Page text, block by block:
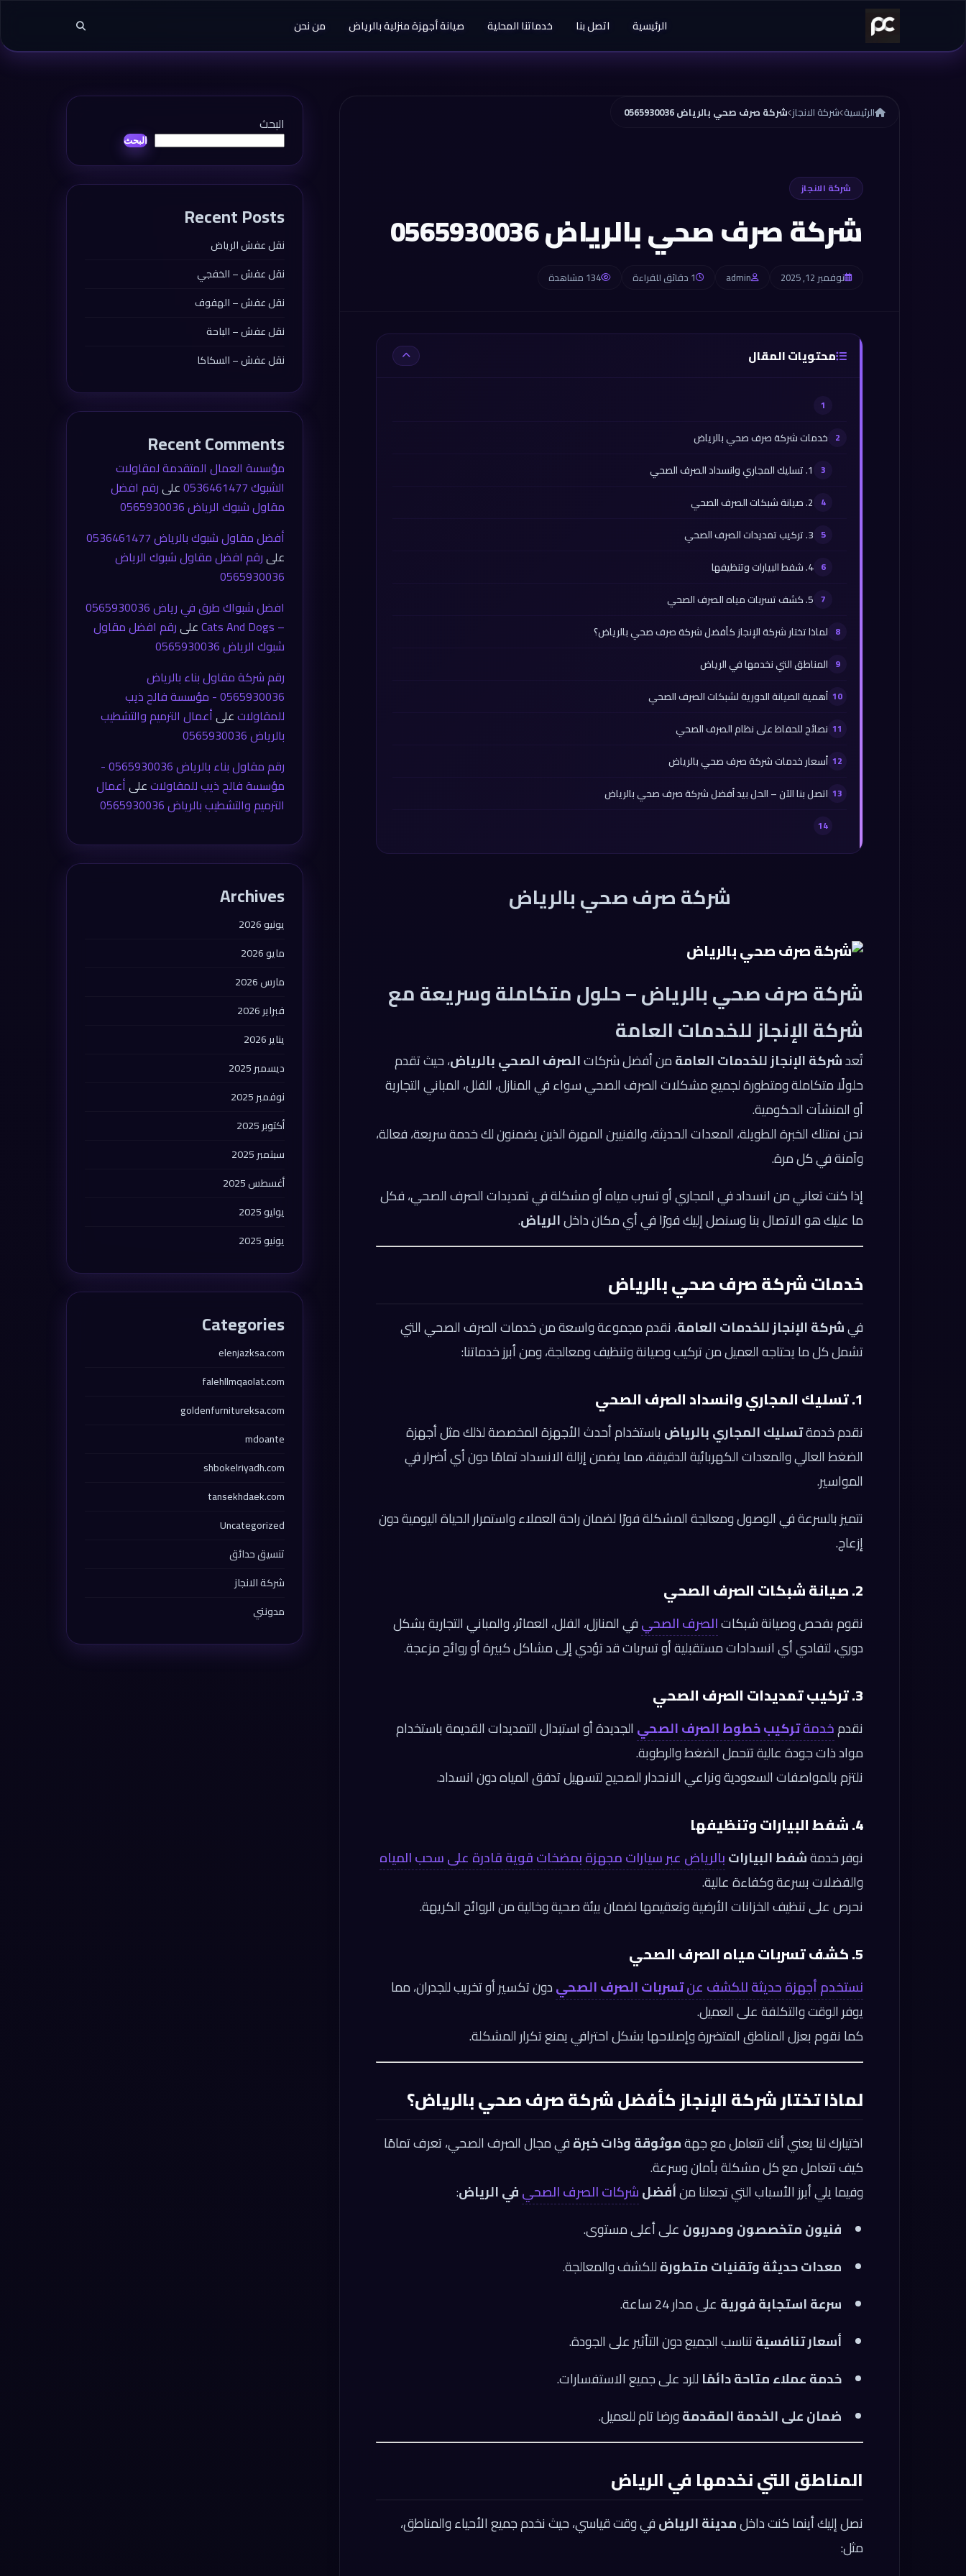
الرئيسية اتصل بنا خدماتنا المحلية صيانة أجهزة منزلية بالرياض من نحن
الرئيسية شركة الانجاز شركة صرف صحي بالرياض 0565930036
شركة الانجاز
شركة صرف صحي بالرياض 0565930036
نوفمبر 12, 2025 admin 1 دقائق للقراءة 134 مشاهدة
محتويات المقال
خدمات شركة صرف صحي بالرياض
1. تسليك المجاري وانسداد الصرف الصحي
2. صيانة شبكات الصرف الصحي
3. تركيب تمديدات الصرف الصحي
4. شفط البيارات وتنظيفها
5. كشف تسربات مياه الصرف الصحي
لماذا تختار شركة الإنجاز كأفضل شركة صرف صحي بالرياض؟
المناطق التي نخدمها في الرياض
أهمية الصيانة الدورية لشبكات الصرف الصحي
نصائح للحفاظ على نظام الصرف الصحي
أسعار خدمات شركة صرف صحي بالرياض
اتصل بنا الآن – الحل بيد أفضل شركة صرف صحي بالرياض
شركة صرف صحي بالرياض
شركة صرف صحي بالرياض – حلول متكاملة وسريعة مع
شركة الإنجاز للخدمات العامة
تُعدشركة الإنجاز للخدمات العامةمن أفضل شركاتالصرف الصحي بالرياض، حيث تقدم
حلولًا متكاملة ومتطورة لجميع مشكلات الصرف الصحي سواء في المنازل، الفلل، المباني التجارية
أو المنشآت الحكومية.
نحن نمتلك الخبرة الطويلة، المعدات الحديثة، والفنيين المهرة الذين يضمنون لك خدمة سريعة، فعالة،
وآمنة في كل مرة.
إذا كنت تعاني من انسداد في المجاري أو تسرب مياه أو مشكلة في تمديدات الصرف الصحي، فكل
ما عليك هو الاتصال بنا وسنصل إليك فورًا في أي مكان داخلالرياض.
خدمات شركة صرف صحي بالرياض
فيشركة الإنجاز للخدمات العامة، نقدم مجموعة واسعة من خدمات الصرف الصحي التي
تشمل كل ما يحتاجه العميل من تركيب وصيانة وتنظيف ومعالجة، ومن أبرز خدماتنا:
1. تسليك المجاري وانسداد الصرف الصحي
نقدم خدمةتسليك المجاري بالرياض باستخدام أحدث الأجهزة المخصصة لذلك مثل أجهزة
الضغط العالي والمعدات الكهربائية الدقيقة، مما يضمن إزالة الانسداد تمامًا دون أي أضرار في
المواسير.
نتميز بالسرعة في الوصول ومعالجة المشكلة فورًا لضمان راحة العملاء واستمرار الحياة اليومية دون
إزعاج.
2. صيانة شبكات الصرف الصحي
نقوم بفحص وصيانة شبكاتالصرف الصحيفي المنازل، الفلل، العمائر، والمباني التجارية بشكل
دوري، لتفادي أي انسدادات مستقبلية أو تسربات قد تؤدي إلى مشاكل كبيرة أو روائح مزعجة.
3. تركيب تمديدات الصرف الصحي
نقدمخدمةتركيب خطوط الصرف الصحي الجديدة أو استبدال التمديدات القديمة باستخدام
مواد ذات جودة عالية تتحمل الضغط والرطوبة.
نلتزم بالمواصفات السعودية ونراعي الانحدار الصحيح لتسهيل تدفق المياه دون انسداد.
4. شفط البيارات وتنظيفها
نوفر خدمةشفط البياراتبالرياض عبر سيارات مجهزة بمضخات قوية قادرة على سحب المياه
والفضلات بسرعة وكفاءة عالية.
نحرص على تنظيف الخزانات الأرضية وتعقيمها لضمان بيئة صحية وخالية من الروائح الكريهة.
5. كشف تسربات مياه الصرف الصحي
نستخدم أجهزة حديثة للكشف عنتسربات الصرف الصحيدون تكسير أو تخريب للجدران، مما
يوفر الوقت والتكلفة على العميل.
كما نقوم بعزل المناطق المتضررة وإصلاحها بشكل احترافي يمنع تكرار المشكلة.
لماذا تختار شركة الإنجاز كأفضل شركة صرف صحي بالرياض؟
اختيارك لنا يعني أنك تتعامل مع جهةموثوقة وذات خبرةفي مجال الصرف الصحي، تعرف تمامًا
كيف تتعامل مع كل مشكلة بأمان وسرعة.
وفيما يلي أبرز الأسباب التي تجعلنا منأفضلشركات الصرف الصحيفي الرياض:
فنيون متخصصون ومدربون على أعلى مستوى.
معدات حديثة وتقنيات متطورةللكشف والمعالجة.
سرعة استجابة فورية على مدار 24 ساعة.
أسعار تنافسيةتناسب الجميع دون التأثير على الجودة.
خدمة عملاء متاحة دائمًا للرد على جميع الاستفسارات.
ضمان على الخدمة المقدمةورضا تام للعميل.
المناطق التي نخدمها في الرياض
نصل إليك أينما كنت داخلمدينة الرياضفي وقت قياسي، حيث نخدم جميع الأحياء والمناطق،
مثل:
البحث
البحث
Recent Posts
نقل عفش الرياض
نقل عفش – الخفجي
نقل عفش – الهفوف
نقل عفش – الباحة
نقل عفش – السكاكا
Recent Comments
مؤسسة العمال المتقدمة لمقاولات
الشبوك 0536461477
علىرقم افضل
مقاول شبوك الرياض 0565930036
أفضل مقاول شبوك بالرياض 0536461477
علىرقم افضل مقاول شبوك الرياض
0565930036
افضل شبواك طرق في رياض 0565930036
– Cats And Dogs
علىرقم افضل مقاول
شبوك الرياض 0565930036
رقم شركة مقاول بناء بالرياض
0565930036 - مؤسسة فالح ذيب
للمقاولاتعلىأعمال الترميم والتشطيب
بالرياض 0565930036
رقم مقاول بناء بالرياض 0565930036 -
مؤسسة فالح ذيب للمقاولاتعلىأعمال
الترميم والتشطيب بالرياض 0565930036
Archives
يونيو 2026
مايو 2026
مارس 2026
فبراير 2026
يناير 2026
ديسمبر 2025
نوفمبر 2025
أكتوبر 2025
سبتمبر 2025
أغسطس 2025
يوليو 2025
يونيو 2025
Categories
elenjazksa.com
falehllmqaolat.com
goldenfurnitureksa.com
mdoante
shbokelriyadh.com
tansekhdaek.com
Uncategorized
تنسيق حدائق
شركة الانجاز
مدونتي